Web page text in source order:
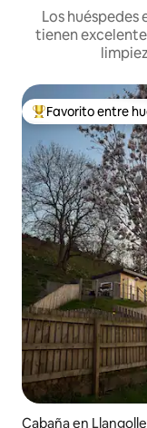
Los huéspedes
tienen
De los mejores en
Favorito entre
Cabaña en